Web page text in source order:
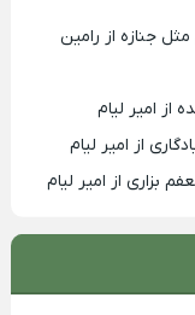
جنازه از رامین
از امیر لیام
از امیر لیام
از امیر لیام